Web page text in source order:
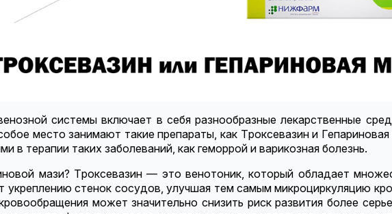
системы включает в себя разнообразные лекарственные
место занимают такие препараты, как Троксевазин и
в терапии таких заболеваний, как геморрой и варикозная болезнь.
мази? Троксевазин — это венотоник, который обладает
укреплению стенок сосудов, улучшая тем самым микроциркуляцию
может значительно снизить риск развития более